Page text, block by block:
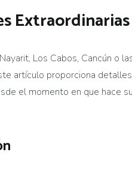
Extraordinarias
Los Cabos, Cancún o
artículo proporciona
el momento en que hace